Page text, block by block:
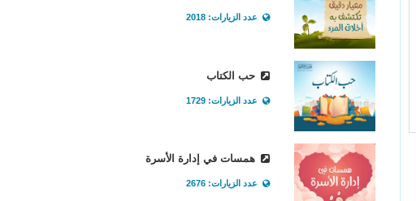
عدد الزيارات: 2018
حب الكتاب
عدد الزيارات: 1729
همسات في إدارة الأسرة
عدد الزيارات: 2676